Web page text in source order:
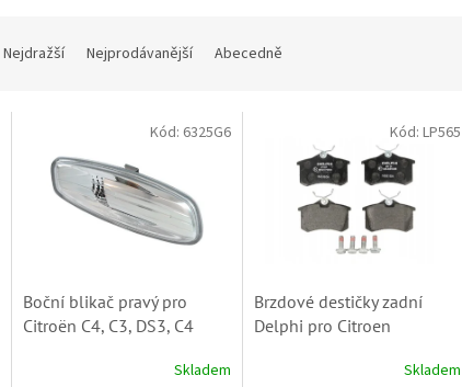
Nejdražší Nejprodávanější Abecedně
Boční blikač pravý pro
Citroën C4, C3, DS3, C4
DS4 (6325G6, 3452150,Skladem
Kód: 6325G6
Brzdové destičky zadní
Delphi pro Citroen
Picasso, C3II, C4, C8, DS3 a
Skladem
Kód:LP565